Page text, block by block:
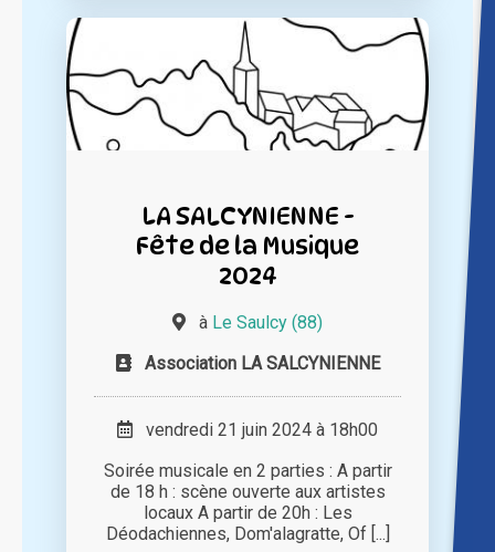
LA SALCYNIENNE -
Fête de la Musique
2024
à Le Saulcy (88)
Association LA SALCYNIENNE
vendredi 21 juin 2024 à 18h00
Soirée musicale en 2 parties : A partir
de 18 h : scène ouverte aux artistes
locaux A partir de 20h : Les
Déodachiennes, Dom'alagratte, Of [...]